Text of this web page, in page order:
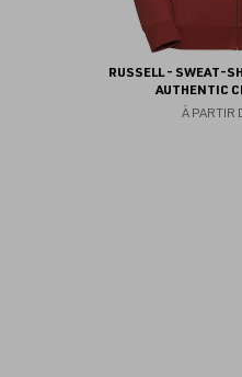
RUSSELL - SWEAT-
AUTHENTIC
À PARTIR